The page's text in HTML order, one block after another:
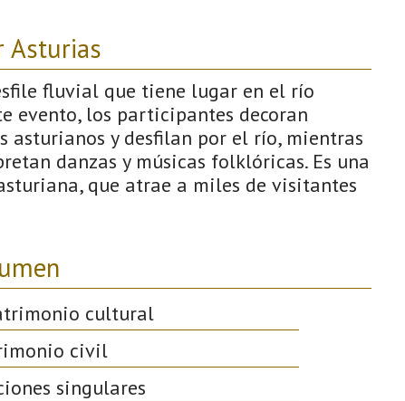
Asturias
fluvial que tiene lugar en el río
evento, los participantes decoran
asturianos y desfilan por el río, mientras
danzas y músicas folklóricas. Es una
que atrae a miles de visitantes
cultural
civil
singulares